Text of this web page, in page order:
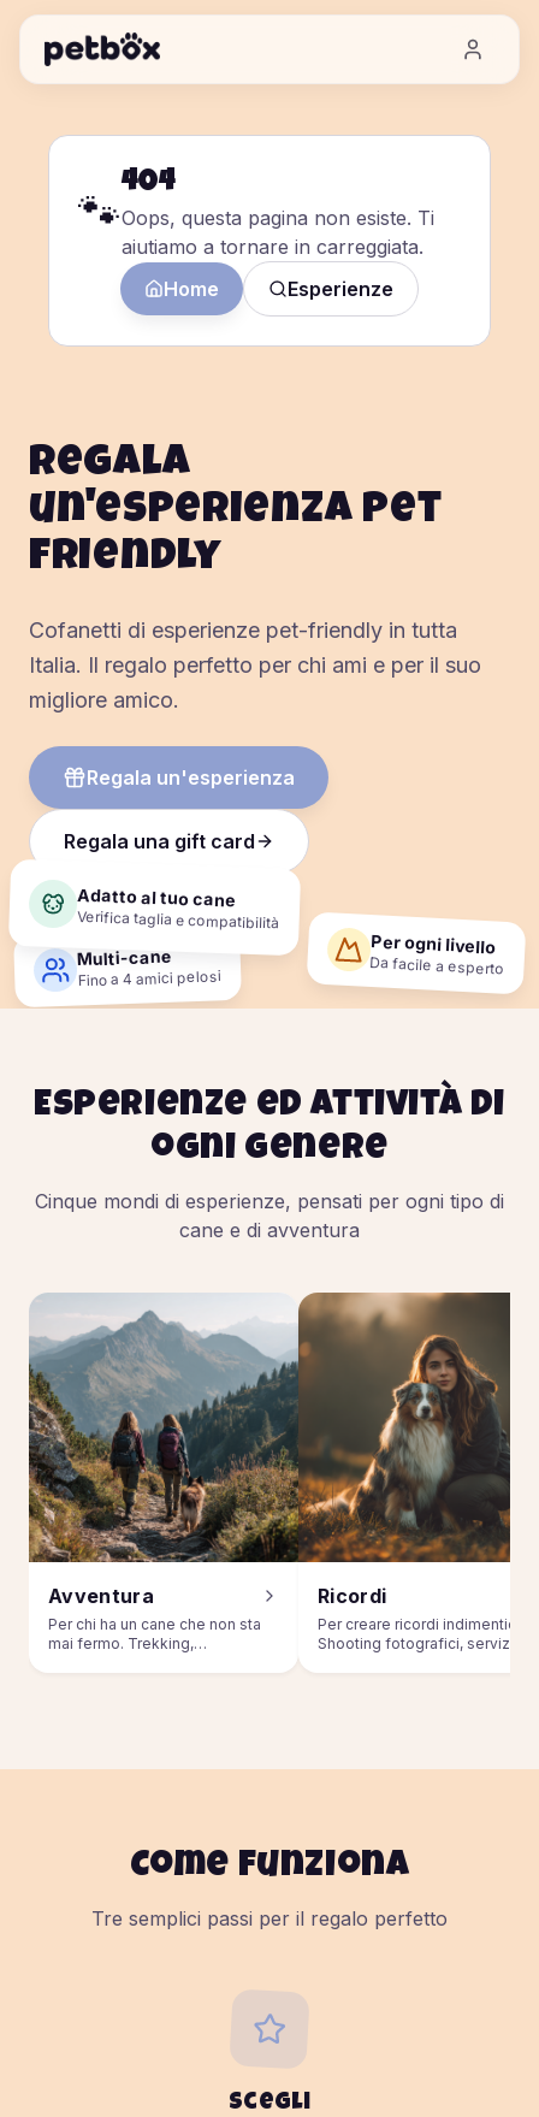
🐾
404
Oops, questa pagina non esiste. Ti
aiutiamo a tornare in carreggiata.
Home
Esperienze
Regala
un'esperienza pet
friendly
Cofanetti di esperienze pet-friendly in tutta
Italia. Il regalo perfetto per chi ami e per il suo
migliore amico.
Regala un'esperienza
Regala una gift card
Per ogni livello
Da facile a esperto
Multi-cane
Fino a 4 amici pelosi
Adatto al tuo cane
Verifica taglia e compatibilità
Esperienze ed attività di
ogni genere
Cinque mondi di esperienze, pensati per ogni tipo di
cane e di avventura
Avventura
Per chi ha un cane che non sta
mai fermo. Trekking,
Ricordi
Per creare ricordi
Shooting fotografici, servizi
Come funziona
Tre semplici passi per il regalo perfetto
Scegli